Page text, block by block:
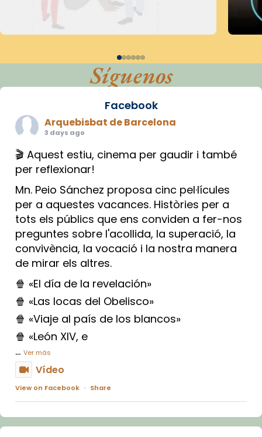
Síguenos
Facebook
Arquebisbat de Barcelona
3 days ago
🎬 Aquest estiu, cinema per gaudir i també
per reflexionar!
Mn. Peio Sánchez proposa cinc pel·lícules
per a aquestes vacances. Històries per a
tots els públics que ens conviden a fer-nos
preguntes sobre l'acollida, la superació, la
convivència, la vocació i la nostra manera
de mirar els altres.
🍿 «El día de la revelación»
🍿 «Las locas del Obelisco»
🍿 «Viaje al país de los blancos»
🍿 «León XIV, e
... Ver más
Vídeo
View on Facebook · Share
Arquebisbat de Barcelona